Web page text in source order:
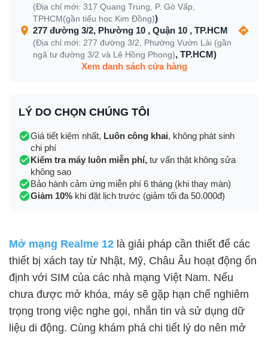
(Địa chỉ mới: 317 Quang Trung, P. Gò Vấp,
TPHCM(gần tiểu học Kim Đồng))
277 đường 3/2, Phường 10 , Quận 10 , TP.HCM
(Địa chỉ mới: 277 đường 3/2, Phường Vườn Lài (gần
ngã tư đường 3/2 và Lê Hồng Phong), TP.HCM)
Xem danh sách cửa hàng
LÝ DO CHỌN CHÚNG TÔI
Giá tiết kiệm nhất, Luôn công khai, không phát sinh
chi phí
Kiểm tra máy luôn miễn phí, tư vấn thật không sửa
không sao
Bảo hành cảm ứng miễn phí 6 tháng (khi thay màn)
Giảm 10% khi đặt lịch trước (giảm tối đa 50.000đ)
Mở mạng Realme 12 là giải pháp cần thiết để các
thiết bị xách tay từ Nhật, Mỹ, Châu Âu hoạt động ổn
định với SIM của các nhà mạng Việt Nam. Nếu
chưa được mở khóa, máy sẽ gặp hạn chế nghiêm
trọng trong việc nghe gọi, nhắn tin và sử dụng dữ
liệu di động. Cùng khám phá chi tiết lý do nên mở